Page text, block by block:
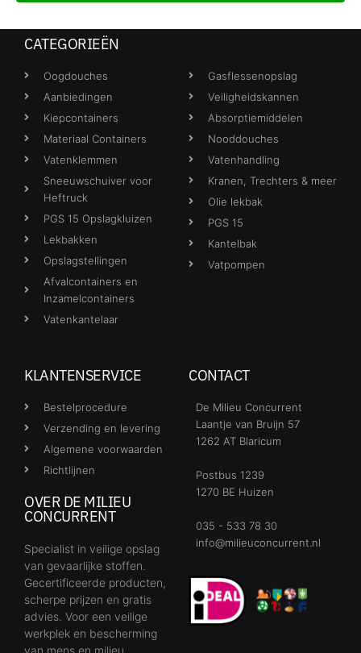
CATEGORIEËN
Oogdouches
Aanbiedingen
Kiepcontainers
Materiaal Containers
Vatenklemmen
Sneeuwschuiver voor
Heftruck
PGS 15 Opslagkluizen
Lekbakken
Opslagstellingen
Afvalcontainers en
Inzamelcontainers
Vatenkantelaar
Gasflessenopslag
Veiligheidskannen
Absorptiemiddelen
Nooddouches
Vatenhandling
Kranen, Trechters & meer
Olie lekbak
PGS 15
Kantelbak
Vatpompen
KLANTENSERVICE
Bestelprocedure
Verzending en levering
Algemene voorwaarden
Richtlijnen
OVER DE MILIEU
CONCURRENT
Specialist in veilige opslag
van gevaarlijke stoffen.
Gecertificeerde producten,
scherpe prijzen en gratis
advies. Voor een veilige
werkplek en bescherming
van mens en milieu.
CONTACT
De Milieu Concurrent
Laantje van Bruijn 57
1262 AT Blaricum
Postbus 1239
1270 BE Huizen
035 - 533 78 30
info@milieuconcurrent.nl